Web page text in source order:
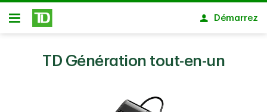
Passer au contenu principal
Ouvert
Démarrez
TD Génération tout-en-un